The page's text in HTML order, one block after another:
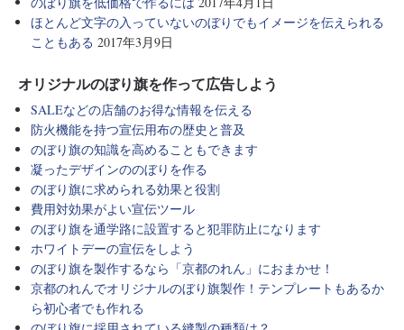
ほとんど文字の入っていないのぼりでもイメージを伝えられる
こともある 2017年3月9日
オリジナルのぼり旗を作って広告しよう
SALEなどの店舗のお得な情報を伝える
防火機能を持つ宣伝用布の歴史と普及
のぼり旗の知識を高めることもできます
凝ったデザインののぼりを作る
のぼり旗に求められる効果と役割
費用対効果がよい宣伝ツール
のぼり旗を通学路に設置すると犯罪防止になります
ホワイトデーの宣伝をしよう
のぼり旗を製作するなら「京都のれん」におまかせ！
京都のれんでオリジナルのぼり旗製作！テンプレートもあるか
ら初心者でも作れる